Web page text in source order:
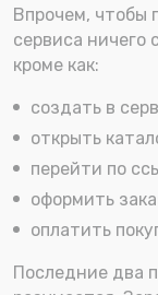
Впрочем, чтобы
сервиса ничего
кроме как:
создать в
открыть
перейти по
оформить
оплатить
Последние два